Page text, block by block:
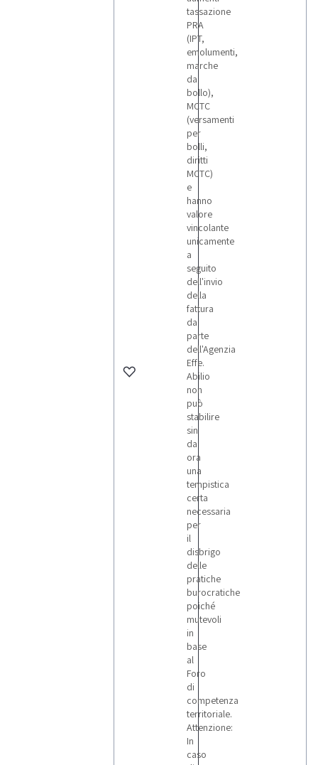
tassazione
PRA
(IPT,
emolumenti,
marche
da
bollo),
MCTC
(versamenti
per
bolli,
diritti
MCTC)
e
hanno
valore
vincolante
unicamente
a
seguito
dell'invio
della
fattura
da
parte
dell'Agenzia
Effe.
Abilio
non
può
stabilire
sin
da
ora
una
tempistica
certa
necessaria
per
il
disbrigo
delle
pratiche
burocratiche
poiché
mutevoli
in
base
al
Foro
di
competenza
territoriale.
Attenzione:
In
caso